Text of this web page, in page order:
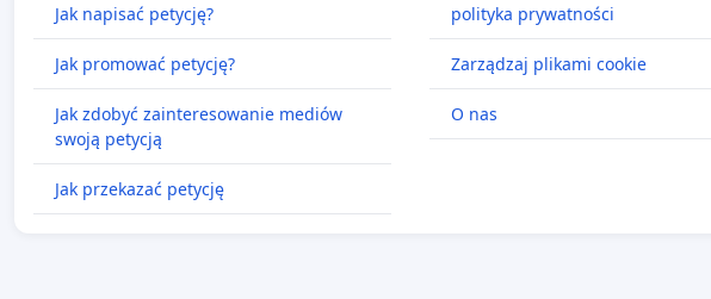
Jak napisać petycję?
Jak promować petycję?
Jak zdobyć zainteresowanie mediów
swoją petycją
Jak przekazać petycję
polityka prywatności
Zarządzaj plikami cookie
O nas